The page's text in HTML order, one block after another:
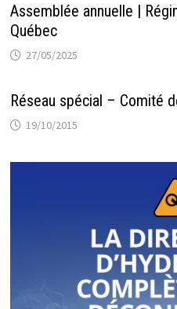
Assemblée annuelle |
Québec
27/05/2025
Réseau spécial – Comité
19/10/2015